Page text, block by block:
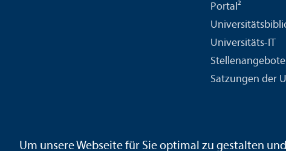
Portal²
Universitäts-IT
Stellenangebote
Satzungen der
Um unsere Webseite für Sie optimal zu gestalten